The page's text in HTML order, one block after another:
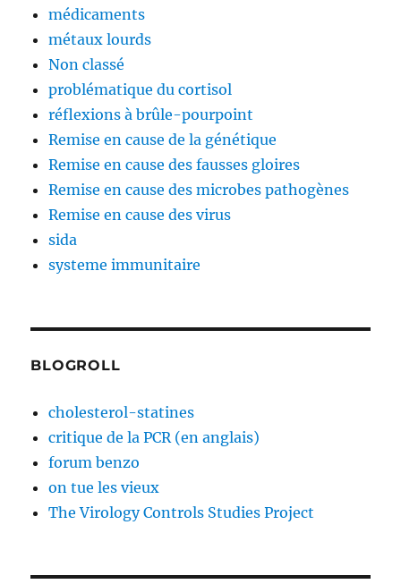
médicaments
métaux lourds
Non classé
problématique du cortisol
réflexions à brûle-pourpoint
Remise en cause de la génétique
Remise en cause des fausses gloires
Remise en cause des microbes pathogènes
Remise en cause des virus
sida
systeme immunitaire
BLOGROLL
cholesterol-statines
critique de la PCR (en anglais)
forum benzo
on tue les vieux
The Virology Controls Studies Project